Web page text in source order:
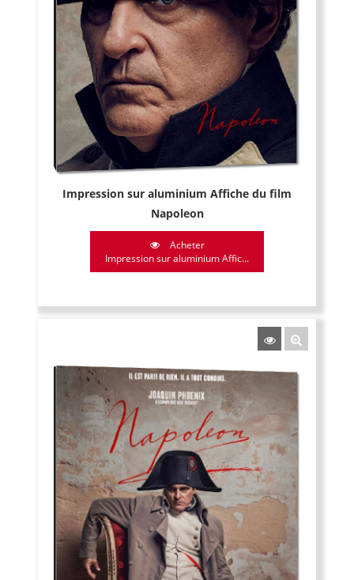
Impression sur aluminium Affiche du film
Napoleon
Acheter
Impression sur aluminium Affic...